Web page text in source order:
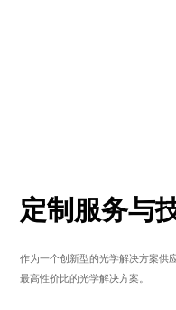
定制服务与
作为一个创新型的光学解决方案供
最高性价比的光学解决方案。